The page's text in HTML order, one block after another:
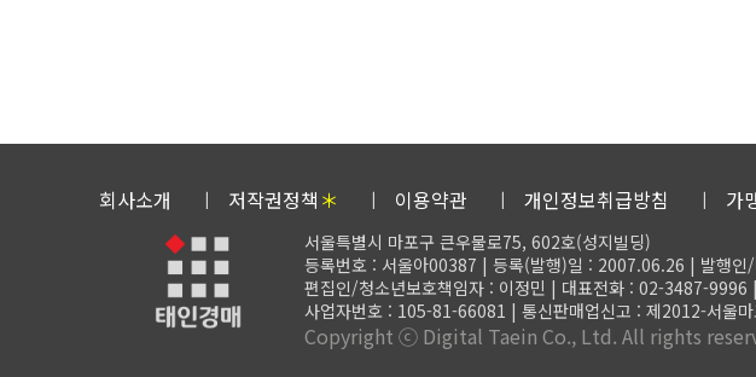
회사소개 저작권정책 ＊ 이용약관 개인정보취급방침 가
서울특별시 마포구 큰우물로75, 602호(성지빌딩)
등록번호 : 서울아00387 | 등록(발행)일 : 2007.06.26 | 발행
편집인/청소년보호책임자 : 이정민 | 대표전화 : 02-3487-
사업자번호 : 105-81-66081 | 통신판매업신고 : 제2012-서
Copyright ⓒ Digital Taein Co., Ltd. All rights